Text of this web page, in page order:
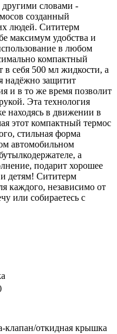
другими словами -
созданный
людей. Сититерм
максимум удобства и
в любом
компактный
себя 500 мл жидкости, а
надёжно защитит
и в то же время позволит
Эта технология
находясь в движении в
этот компактный термос
стильная форма
автомобильном
а
подарит хорошее
детям! Сититерм
каждого, независимо от
или собираетесь с
клапан/откидная крышка